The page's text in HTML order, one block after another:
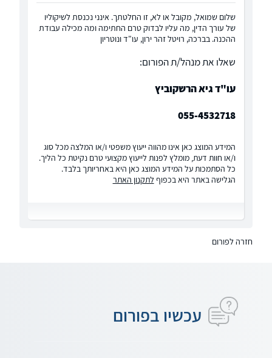
שלום שמואל, מקובל או לא, זו החלטתך. אינני נכנסת לשיקוליו
של עורך הדין, מה עליו לבדוק טרם החתימה ומה מכילה עבודת
ההכנה. בברכה, רויטל זהר ירון, עו"ד ונוטריון
שאלו את מנהל/ת הפורום:
עו"ד גיא הרשקוביץ
055-4532718
המידע המוצג כאן אינו מהווה ייעוץ משפטי ו/או המלצה מכל סוג
ו/או חוות דעת, מומלץ לפנות לייעוץ מקצועי טרם נקיטת כל הליך.
כל הסתמכות על המידע המוצג כאן היא באחריותך בלבד.
הגלישה באתר היא בכפוף לתקנון האתר
חזרה לפורום
עכשיו בפורום